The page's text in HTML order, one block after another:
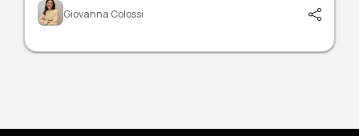
Giovanna Colossi